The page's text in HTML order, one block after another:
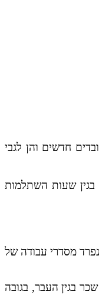
חדשים והן לגבי
בגין שעות השתלמות
חלק בלתי נפרד מסדרי עבודה של
בגין העבר, בגובה